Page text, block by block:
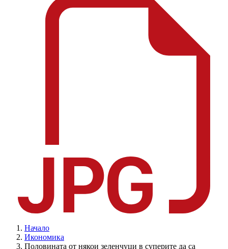
Начало
Икономика
Половината от някои зеленчуци в суперите да са